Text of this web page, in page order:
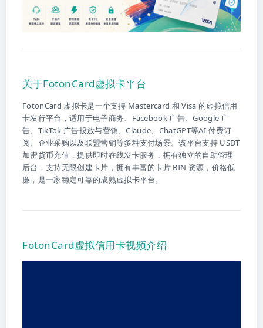
关于FotonCard虚拟卡平台
FotonCard 虚拟卡是一个支持 Mastercard 和 Visa 的虚拟信用
卡发行平台，适用于电子商务、Facebook 广告、Google 广
告、TikTok 广告投放与营销、Claude、ChatGPT等AI 付费订
阅、企业采购以及联盟营销等多种支付场景。该平台支持 USDT
加密货币充值，提供即时在线发卡服务，拥有独立的自助管理
后台，支持无限创建卡片，拥有丰富的卡片 BIN 资源，价格低
廉，是一家稳定可靠的成熟虚拟卡平台。
FotonCard虚拟信用卡视频介绍